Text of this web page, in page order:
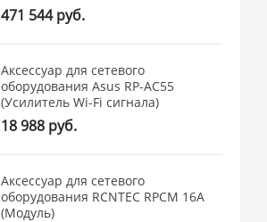
471 544 руб.
Аксессуар для сетевого
оборудования Asus RP-AC55
(Усилитель Wi-Fi сигнала)
18 988 руб.
Аксессуар для сетевого
оборудования RCNTEC RPCM 16A
(Модуль)